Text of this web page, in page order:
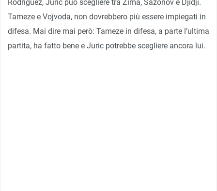
Rodriguez, Juric può scegliere tra Zima, Sazonov e Djidji.
Tameze e Vojvoda, non dovrebbero più essere impiegati in
difesa. Mai dire mai però: Tameze in difesa, a parte l’ultima
partita, ha fatto bene e Juric potrebbe scegliere ancora lui.